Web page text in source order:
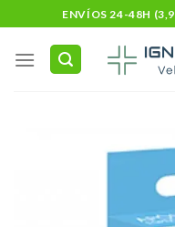
to
content
ENVÍOS 24-48H